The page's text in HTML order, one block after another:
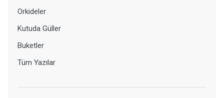
Orkideler
Kutuda Güller
Buketler
Tüm Yazılar